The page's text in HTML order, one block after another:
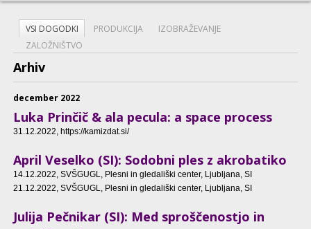
VSI DOGODKI PRODUKCIJA
IZOBRAŽEVANJE
ZALOŽNIŠTVO
Arhiv
december 2022
Luka Prinčič & ala pecula: a space process
31.12.2022 , https://kamizdat.si/
April Veselko (SI): Sodobni ples z akrobatiko
14.12.2022, SVŠGUGL, Plesni in gledališki center, Ljubljana, SI
21.12.2022, SVŠGUGL, Plesni in gledališki center, Ljubljana, SI
Julija Pečnikar (SI): Med sproščenostjo in